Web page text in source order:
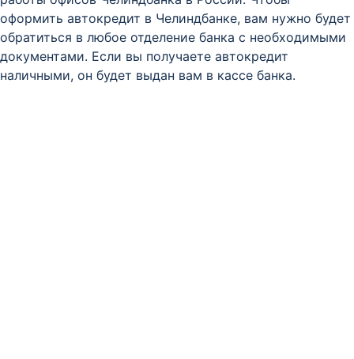
оформить автокредит в Челиндбанке, вам нужно будет
обратиться в любое отделение банка с необходимыми
документами. Если вы получаете автокредит
наличными, он будет выдан вам в кассе банка.